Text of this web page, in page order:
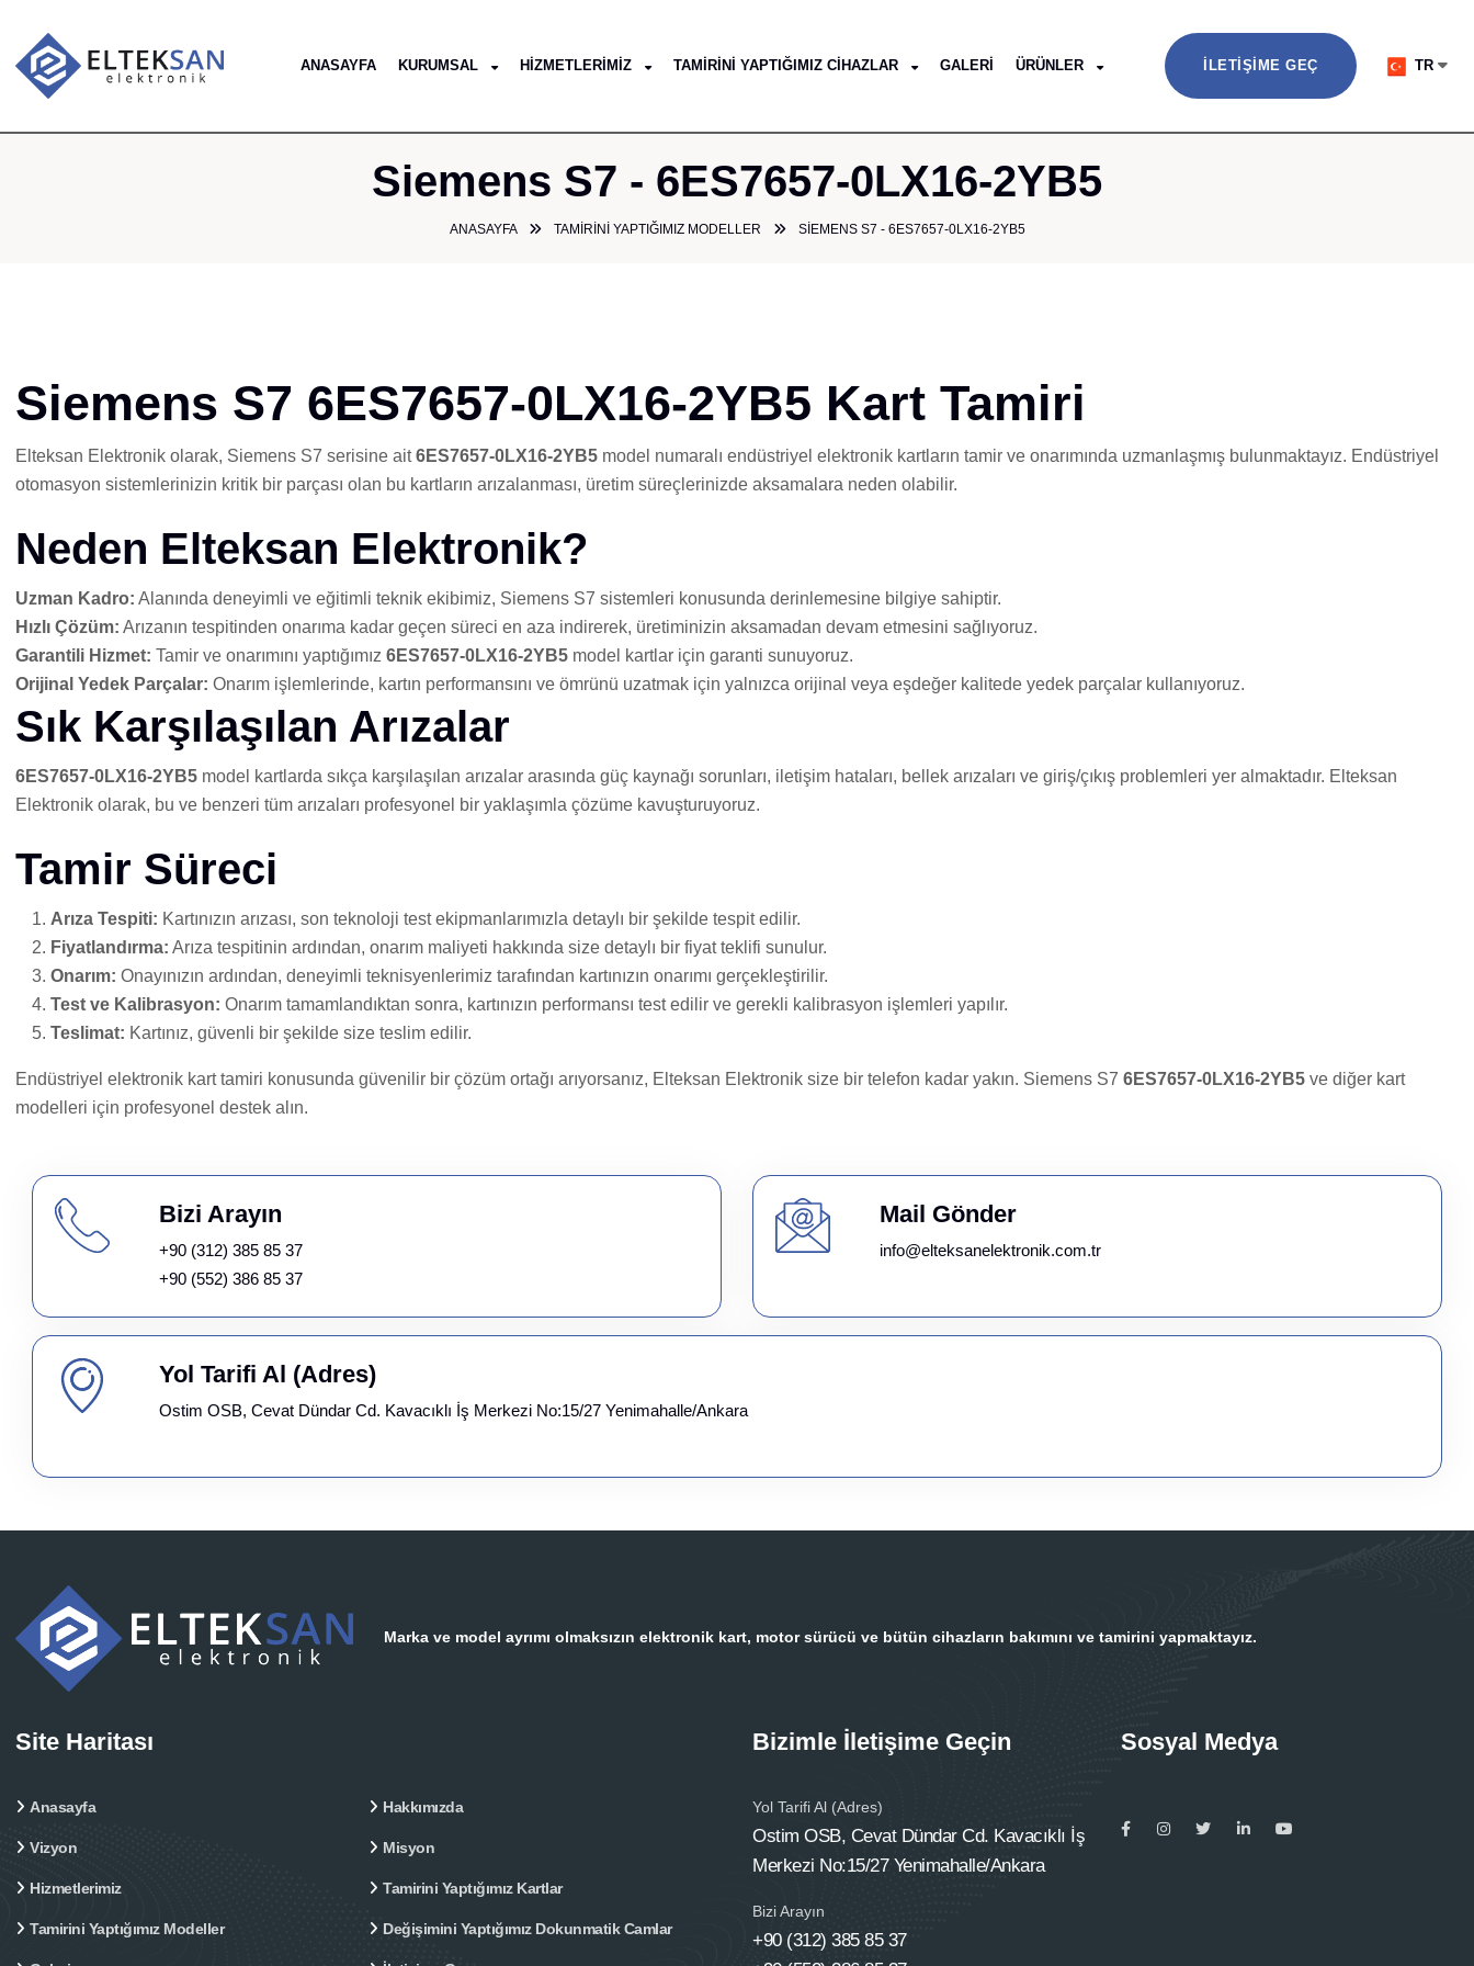
ANASAYFA KURUMSAL HIZMETLERIMIZ TAMIRINI YAPTIĞIMIZ CIHAZLAR GALERI ÜRÜNLER İLETIŞIME GEÇ TR
Siemens S7 - 6ES7657-0LX16-2YB5
ANASAYFA TAMIRINI YAPTIĞIMIZ MODELLER SIEMENS S7 - 6ES7657-0LX16-2YB5
Siemens S7 6ES7657-0LX16-2YB5 Kart Tamiri
Elteksan Elektronik olarak, Siemens S7 serisine ait6ES7657-0LX16-2YB5 model numaralı endüstriyel elektronik kartların tamir ve onarımında uzmanlaşmış bulunmaktayız. Endüstriyel
otomasyon sistemlerinizin kritik bir parçası olan bu kartların arızalanması, üretim süreçlerinizde aksamalara neden olabilir.
Neden Elteksan Elektronik?
Uzman Kadro: Alanında deneyimli ve eğitimli teknik ekibimiz, Siemens S7 sistemleri konusunda derinlemesine bilgiye sahiptir.
Hızlı Çözüm: Arızanın tespitinden onarıma kadar geçen süreci en aza indirerek, üretiminizin aksamadan devam etmesini sağlıyoruz.
Garantili Hizmet: Tamir ve onarımını yaptığımız6ES7657-0LX16-2YB5 model kartlar için garanti sunuyoruz.
Orijinal Yedek Parçalar: Onarım işlemlerinde, kartın performansını ve ömrünü uzatmak için yalnızca orijinal veya eşdeğer kalitede yedek parçalar kullanıyoruz.
Sık Karşılaşılan Arızalar
6ES7657-0LX16-2YB5 model kartlarda sıkça karşılaşılan arızalar arasında güç kaynağı sorunları, iletişim hataları, bellek arızaları ve giriş/çıkış problemleri yer almaktadır. Elteksan
Elektronik olarak, bu ve benzeri tüm arızaları profesyonel bir yaklaşımla çözüme kavuşturuyoruz.
Tamir Süreci
Arıza Tespiti: Kartınızın arızası, son teknoloji test ekipmanlarımızla detaylı bir şekilde tespit edilir.
Fiyatlandırma: Arıza tespitinin ardından, onarım maliyeti hakkında size detaylı bir fiyat teklifi sunulur.
Onarım: Onayınızın ardından, deneyimli teknisyenlerimiz tarafından kartınızın onarımı gerçekleştirilir.
Test ve Kalibrasyon: Onarım tamamlandıktan sonra, kartınızın performansı test edilir ve gerekli kalibrasyon işlemleri yapılır.
Teslimat: Kartınız, güvenli bir şekilde size teslim edilir.
Endüstriyel elektronik kart tamiri konusunda güvenilir bir çözüm ortağı arıyorsanız, Elteksan Elektronik size bir telefon kadar yakın. Siemens S76ES7657-0LX16-2YB5 ve diğer kart
modelleri için profesyonel destek alın.
Bizi Arayın
+90 (312) 385 85 37
+90 (552) 386 85 37
Mail Gönder
info@elteksanelektronik.com.tr
Yol Tarifi Al (Adres)
Ostim OSB, Cevat Dündar Cd. Kavacıklı İş Merkezi No:15/27 Yenimahalle/Ankara
Marka ve model ayrımı olmaksızın elektronik kart, motor sürücü ve bütün cihazların bakımını ve tamirini yapmaktayız.
Site Haritası
Anasayfa Hakkımızda
Vizyon Misyon
Hizmetlerimiz Tamirini Yaptığımız Kartlar
Tamirini Yaptığımız Modeller Değişimini Yaptığımız Dokunmatik Camlar
Bizimle İletişime Geçin
Yol Tarifi Al (Adres)
Ostim OSB, Cevat Dündar Cd. Kavacıklı İş
Merkezi No:15/27 Yenimahalle/Ankara
Bizi Arayın
+90 (312) 385 85 37
Sosyal Medya